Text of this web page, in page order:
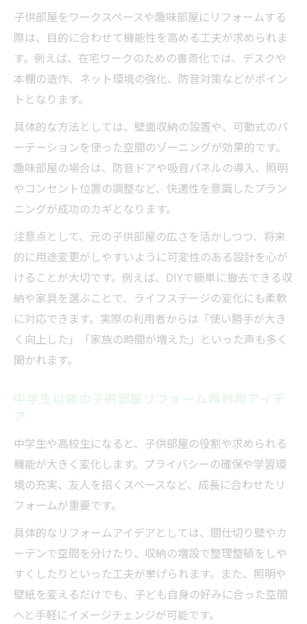
子供部屋をワークスペースや趣味部屋にリフォームする
際は、目的に合わせて機能性を高める工夫が求められま
す。例えば、在宅ワークのための書斎化では、デスクや
本棚の造作、ネット環境の強化、防音対策などがポイン
トとなります。
具体的な方法としては、壁面収納の設置や、可動式のパ
ーテーションを使った空間のゾーニングが効果的です。
趣味部屋の場合は、防音ドアや吸音パネルの導入、照明
やコンセント位置の調整など、快適性を意識したプラン
ニングが成功のカギとなります。
注意点として、元の子供部屋の広さを活かしつつ、将来
的に用途変更がしやすいように可変性のある設計を心が
けることが大切です。例えば、DIYで簡単に撤去できる収
納や家具を選ぶことで、ライフステージの変化にも柔軟
に対応できます。実際の利用者からは「使い勝手が大き
く向上した」「家族の時間が増えた」といった声も多く
聞かれます。
中学生以降の子供部屋リフォーム再利用アイデ
ア
中学生や高校生になると、子供部屋の役割や求められる
機能が大きく変化します。プライバシーの確保や学習環
境の充実、友人を招くスペースなど、成長に合わせたリ
フォームが重要です。
具体的なリフォームアイデアとしては、間仕切り壁やカ
ーテンで空間を分けたり、収納の増設で整理整頓をしや
すくしたりといった工夫が挙げられます。また、照明や
壁紙を変えるだけでも、子ども自身の好みに合った空間
へと手軽にイメージチェンジが可能です。